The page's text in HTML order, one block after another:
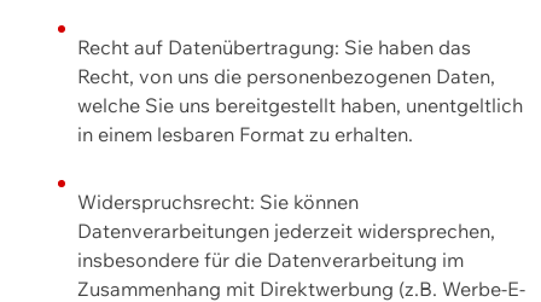
Recht auf Datenübertragung: Sie haben das
Recht, von uns die personenbezogenen Daten,
welche Sie uns bereitgestellt haben, unentgeltlich
in einem lesbaren Format zu erhalten.
Widerspruchsrecht: Sie können
Datenverarbeitungen jederzeit widersprechen,
insbesondere für die Datenverarbeitung im
Zusammenhang mit Direktwerbung (z.B. Werbe-E-